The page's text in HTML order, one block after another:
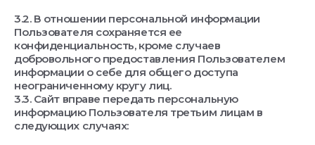
3.2. В отношении персональной информации
Пользователя сохраняется ее
конфиденциальность, кроме случаев
добровольного предоставления Пользователем
информации о себе для общего доступа
неограниченному кругу лиц.
3.3. Сайт вправе передать персональную
информацию Пользователя третьим лицам в
следующих случаях: